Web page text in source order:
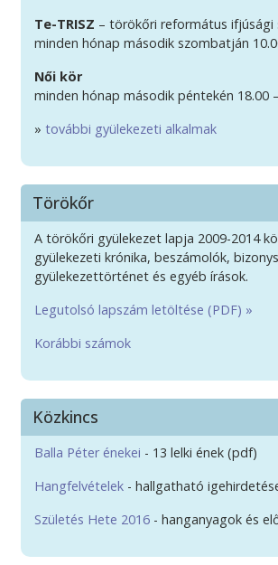
Te-TRISZ – törökőri református
minden hónap második szombatján
Női kör
minden hónap második péntekén 18.00
» további gyülekezeti alkalmak
Törökőr
A törökőri gyülekezet lapja 2009-2014
gyülekezeti krónika, beszámolók,
gyülekezettörténet és egyéb írások.
Legutolsó lapszám letöltése (PDF) »
Korábbi számok
Közkincs
Balla Péter énekei - 13 lelki ének (pdf)
Hangfelvételek - hallgatható
Születés Hete 2016 - hanganyagok és